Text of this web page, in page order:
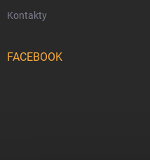
Kontakty
FACEBOOK